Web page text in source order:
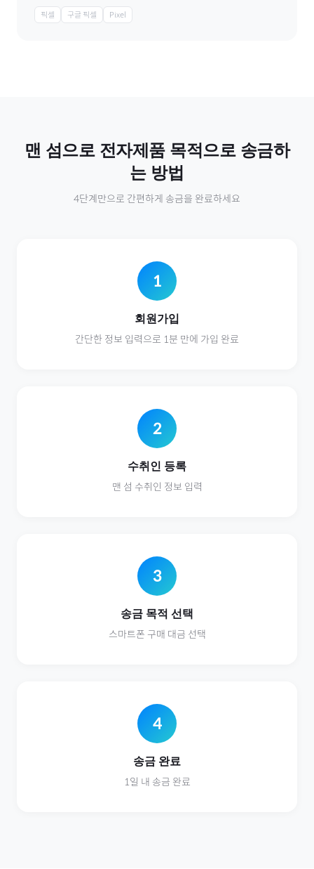
픽셀 구글 픽셀 Pixel
맨 섬으로 전자제품 목적으로 송금하
는 방법
4단계만으로 간편하게 송금을 완료하세요
1
회원가입
간단한 정보 입력으로 1분 만에 가입 완료
2
수취인 등록
맨 섬 수취인 정보 입력
3
송금 목적 선택
스마트폰 구매 대금 선택
4
송금 완료
1일 내 송금 완료